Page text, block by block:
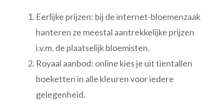
Eerlijke prijzen: bij de internet-bloemenzaak
hanteren ze meestal aantrekkelijke prijzen
i.v.m. de plaatselijk bloemisten.
Royaal aanbod: online kies je uit tientallen
boeketten in alle kleuren voor iedere
gelegenheid.